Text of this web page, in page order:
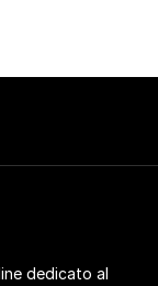
dedicato al